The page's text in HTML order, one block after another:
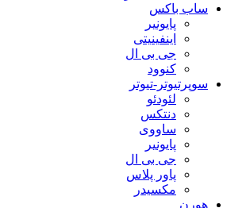
ساب باکس
پایونیر
اینفینیتی
جی بی ال
کنوود
سوپرتیوتر-تیوتر
لئودئو
دنتکس
ساووی
پایونیر
جی بی ال
پاور پلاس
مکسیدر
هورن